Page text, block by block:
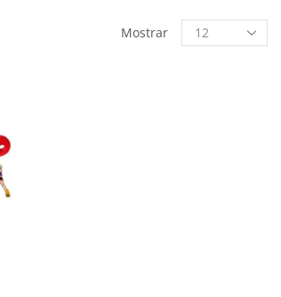
Mostrar